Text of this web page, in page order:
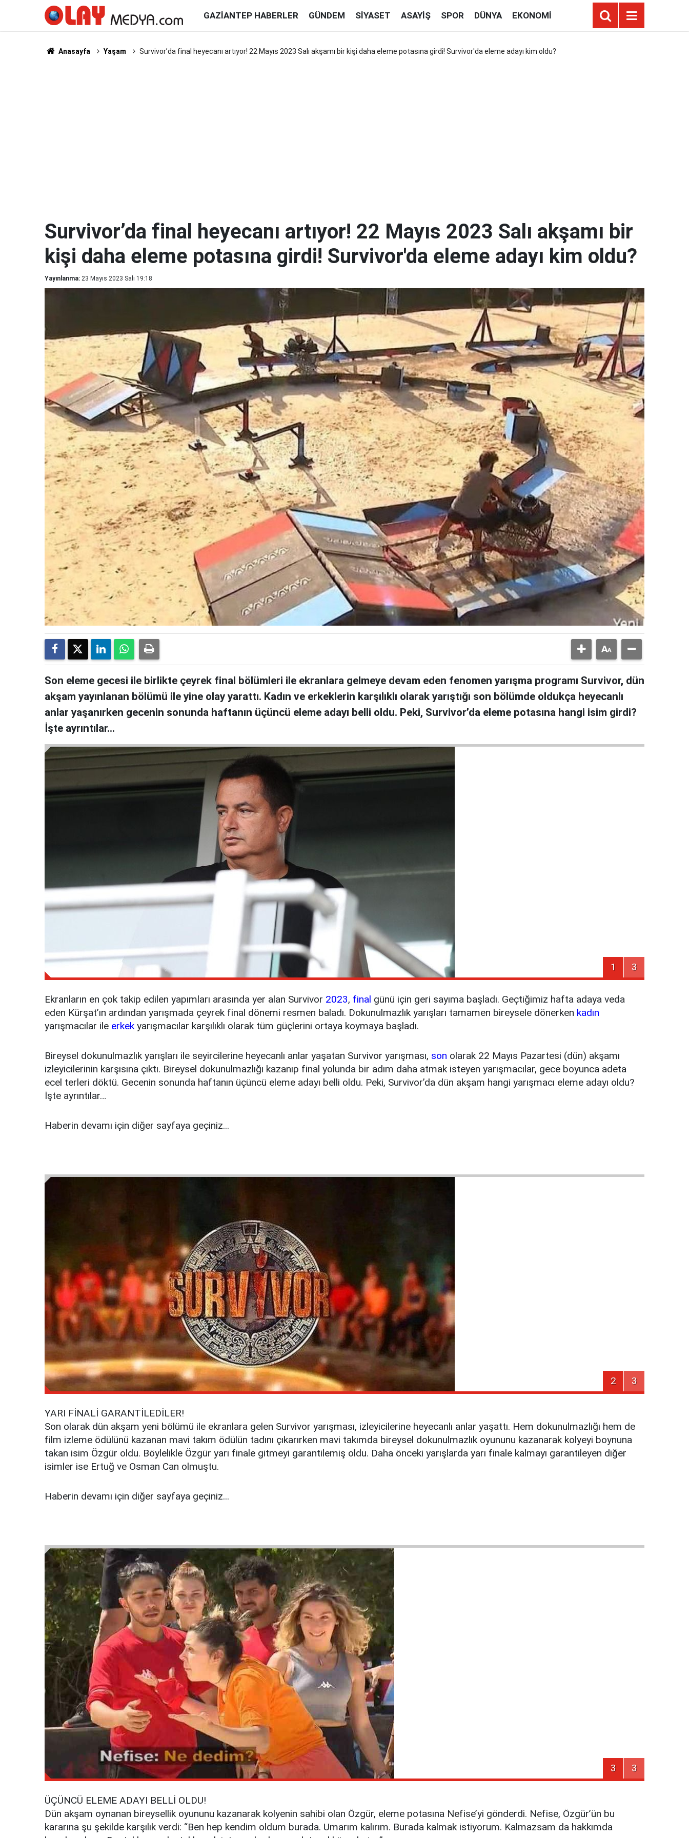
GAZIANTEP HABERLER GÜNDEM SIYASET ASAYIŞ SPOR DÜNYA EKONOMI
Anasayfa Yaşam Survivor’da final heyecanı artıyor! 22 Mayıs 2023 Salı akşamı bir kişi daha eleme potasına girdi! Survivor'da eleme adayı kim oldu?
Survivor’da final heyecanı artıyor! 22 Mayıs 2023 Salı akşamı bir
kişi daha eleme potasına girdi! Survivor'da eleme adayı kim oldu?
Yayınlanma: 23 Mayıs 2023 Salı 19:18
Son eleme gecesi ile birlikte çeyrek final bölümleri ile ekranlara gelmeye devam eden fenomen yarışma programı Survivor, dün
akşam yayınlanan bölümü ile yine olay yarattı. Kadın ve erkeklerin karşılıklı olarak yarıştığı son bölümde oldukça heyecanlı
anlar yaşanırken gecenin sonunda haftanın üçüncü eleme adayı belli oldu. Peki, Survivor’da eleme potasına hangi isim girdi?
İşte ayrıntılar…
1 3
Ekranların en çok takip edilen yapımları arasında yer alan Survivor 2023, final günü için geri sayıma başladı. Geçtiğimiz hafta adaya veda
eden Kürşat’ın ardından yarışmada çeyrek final dönemi resmen baladı. Dokunulmazlık yarışları tamamen bireysele dönerken kadın
yarışmacılar ile erkekyarışmacılar karşılıklı olarak tüm güçlerini ortaya koymaya başladı.
Bireysel dokunulmazlık yarışları ile seyircilerine heyecanlı anlar yaşatan Survivor yarışması, son olarak 22 Mayıs Pazartesi (dün) akşamı
izleyicilerinin karşısına çıktı. Bireysel dokunulmazlığı kazanıp final yolunda bir adım daha atmak isteyen yarışmacılar, gece boyunca adeta
ecel terleri döktü. Gecenin sonunda haftanın üçüncü eleme adayı belli oldu. Peki, Survivor’da dün akşam hangi yarışmacı eleme adayı oldu?
İşte ayrıntılar…
Haberin devamı için diğer sayfaya geçiniz...
2 3
YARI FİNALİ GARANTİLEDİLER!
Son olarak dün akşam yeni bölümü ile ekranlara gelen Survivor yarışması, izleyicilerine heyecanlı anlar yaşattı. Hem dokunulmazlığı hem de
film izleme ödülünü kazanan mavi takım ödülün tadını çıkarırken mavi takımda bireysel dokunulmazlık oyununu kazanarak kolyeyi boynuna
takan isim Özgür oldu. Böylelikle Özgür yarı finale gitmeyi garantilemiş oldu. Daha önceki yarışlarda yarı finale kalmayı garantileyen diğer
isimler ise Ertuğ ve Osman Can olmuştu.
Haberin devamı için diğer sayfaya geçiniz...
3 3
ÜÇÜNCÜ ELEME ADAYI BELLİ OLDU!
Dün akşam oynanan bireysellik oyununu kazanarak kolyenin sahibi olan Özgür, eleme potasına Nefise’yi gönderdi. Nefise, Özgür’ün bu
kararına şu şekilde karşılık verdi: “Ben hep kendim oldum burada. Umarım kalırım. Burada kalmak istiyorum. Kalmazsam da hakkımda